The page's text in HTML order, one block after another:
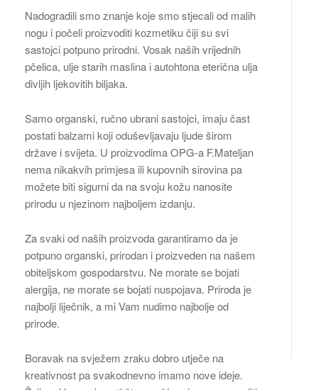
Nadogradili smo znanje koje smo stjecali od malih
nogu i počeli proizvoditi kozmetiku čiji su svi
sastojci potpuno prirodni. Vosak naših vrijednih
pčelica, ulje starih maslina i autohtona eterična ulja
divljih ljekovitih biljaka.
Samo organski, ručno ubrani sastojci, imaju čast
postati balzami koji oduševljavaju ljude širom
države i svijeta. U proizvodima OPG-a F.Mateljan
nema nikakvih primjesa ili kupovnih sirovina pa
možete biti sigurni da na svoju kožu nanosite
prirodu u njezinom najboljem izdanju.
Za svaki od naših proizvoda garantiramo da je
potpuno organski, prirodan i proizveden na našem
obiteljskom gospodarstvu. Ne morate se bojati
alergija, ne morate se bojati nuspojava. Priroda je
najbolji liječnik, a mi Vam nudimo najbolje od
prirode.
Boravak na svježem zraku dobro utječe na
kreativnost pa svakodnevno imamo nove ideje.